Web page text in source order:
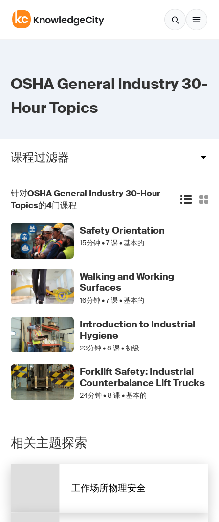
OSHA General Industry 30-
Hour Topics
课程过滤器
针对OSHA General Industry 30-Hour
Topics的4门课程
Safety Orientation
15分钟 •7课 • 基本的
Walking and Working
Surfaces
16分钟 •7课 • 基本的
Introduction to Industrial
Hygiene
23分钟 •8 课 • 初级
Forklift Safety: Industrial
Counterbalance Lift Trucks
24分钟 •8 课 • 基本的
相关主题探索
工作场所物理安全